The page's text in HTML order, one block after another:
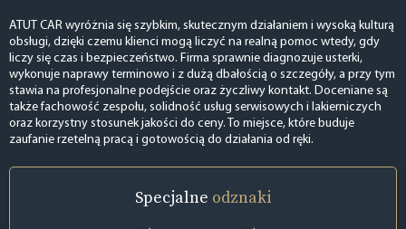
ATUT CAR wyróżnia się szybkim, skutecznym działaniem i wysoką kulturą
obsługi, dzięki czemu klienci mogą liczyć na realną pomoc wtedy, gdy
liczy się czas i bezpieczeństwo. Firma sprawnie diagnozuje usterki,
wykonuje naprawy terminowo i z dużą dbałością o szczegóły, a przy tym
stawia na profesjonalne podejście oraz życzliwy kontakt. Doceniane są
także fachowość zespołu, solidność usług serwisowych i lakierniczych
oraz korzystny stosunek jakości do ceny. To miejsce, które buduje
zaufanie rzetelną pracą i gotowością do działania od ręki.
Specjalne odznaki